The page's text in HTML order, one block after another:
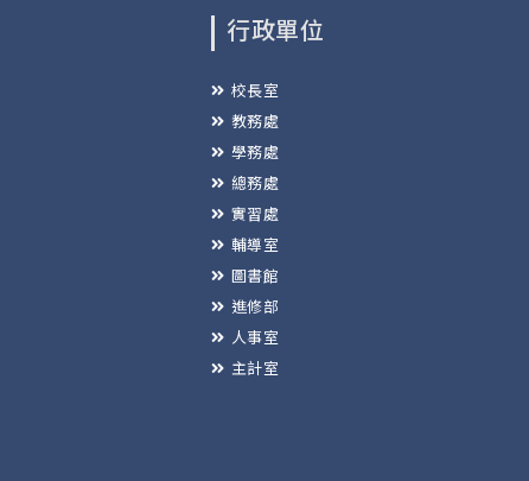
行政單位
校長室
教務處
學務處
總務處
實習處
輔導室
圖書館
進修部
人事室
主計室